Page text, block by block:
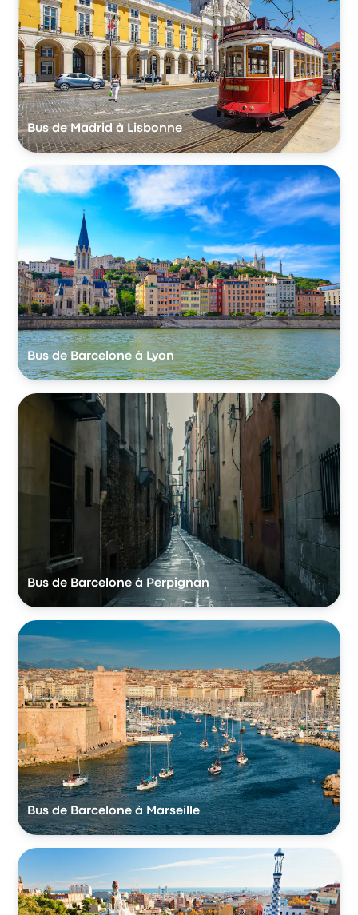
Bus de Madrid à Lisbonne
Bus de Barcelone à Lyon
Bus de Barcelone à Perpignan
Bus de Barcelone à Marseille